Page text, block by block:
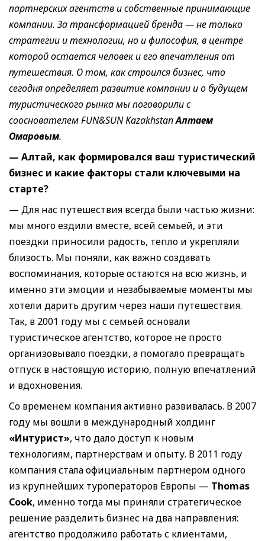
партнерских агентств и собственные принимающие
компании. За трансформацией бренда — не только
стратегии и технологии, но и философия, в центре
которой остается человек и его впечатления от
путешествия. О том, как строился бизнес, что
сегодня определяет развитие компании и о будущем
туристического рынка мы поговорили с
сооснователем FUN&SUN KazakhstanАлтаем
Омаровым.
— Алтай, как формировался ваш туристический
бизнес и какие факторы стали ключевыми на
старте?
— Для нас путешествия всегда были частью жизни:
мы много ездили вместе, всей семьей, и эти
поездки приносили радость, тепло и укрепляли
близость. Мы поняли, как важно создавать
воспоминания, которые остаются на всю жизнь, и
именно эти эмоции и незабываемые моменты мы
хотели дарить другим через наши путешествия.
Так, в 2001 году мы с семьей основали
туристическое агентство, которое не просто
организовывало поездки, а помогало превращать
отпуск в настоящую историю, полную впечатлений
и вдохновения.
Со временем компания активно развивалась. В 2007
году мы вошли в международный холдинг
«Интурист», что дало доступ к новым
технологиям, партнерствам и опыту. В 2011 году
компания стала официальным партнером одного
из крупнейших туроператоров Европы — Thomas
Cook, именно тогда мы приняли стратегическое
решение разделить бизнес на два направления:
агентство продолжило работать с клиентами,